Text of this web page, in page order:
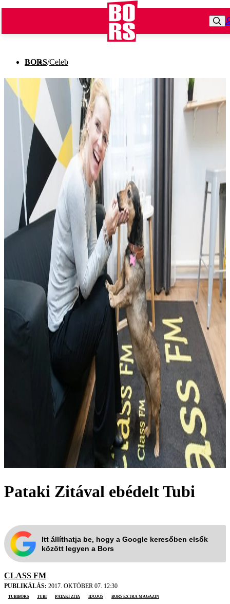
BORS/Celeb
Pataki Zitával ebédelt Tubi
Itt állíthatja be, hogy a Google keresőben elsők
között legyen a Bors
CLASS FM
PUBLIKÁLÁS: 2017. OKTÓBER 07. 12:30
TubiBors
Tubi Pataki Zita időjós Bors Extra magazin